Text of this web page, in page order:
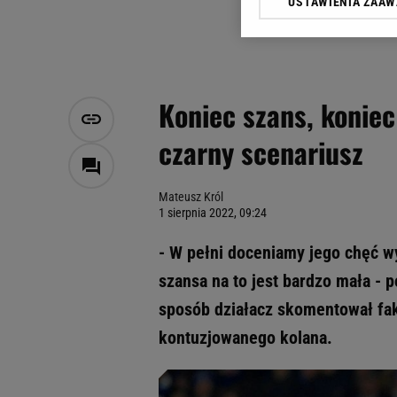
Koniec szans,
czarny scenariusz
Mateusz Król
1 sierpnia 2022, 09:24
- W pełni doceniamy jego chęć
szansa na to jest bardzo mała -
sposób działacz skomentował
kontuzjowanego kolana.
Klikając „Akceptuję”
Zaufanych Partnerów i
My, nasi Zaufani
Użycie dokładnych
Przechowywanie